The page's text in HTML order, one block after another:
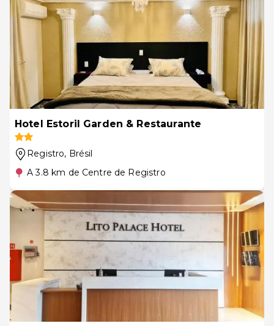
Hotel Estoril Garden & Restaurante
Registro, Brésil
A 3.8 km de Centre de Registro